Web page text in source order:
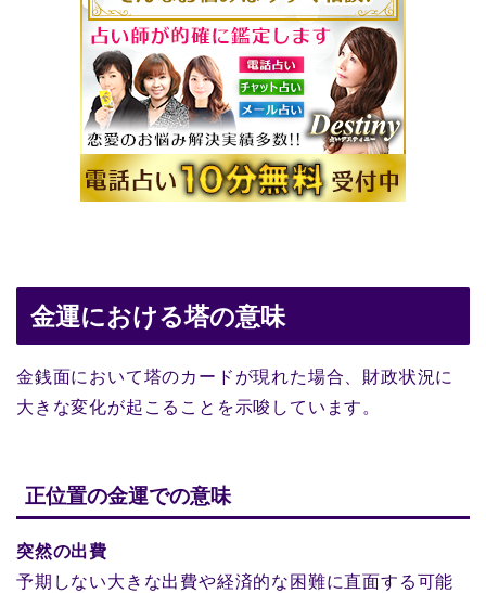
金運における塔の意味
金銭面において塔のカードが現れた場合、財政状況に
大きな変化が起こることを示唆しています。
正位置の金運での意味
突然の出費
予期しない大きな出費や経済的な困難に直面する可能